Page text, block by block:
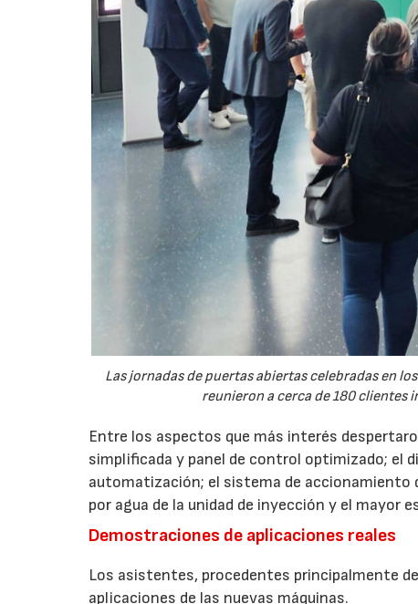
Las jornadas de puertas abiertas celebradas en
reunieron a cerca de 180 clientes
Entre los aspectos que más interés
simplificada y panel de control optimizado; el
automatización; el sistema de
por agua de la unidad de inyección y el mayor
Demostraciones de aplicaciones reales
Los asistentes, procedentes principalmente
aplicaciones de las nuevas máquinas.